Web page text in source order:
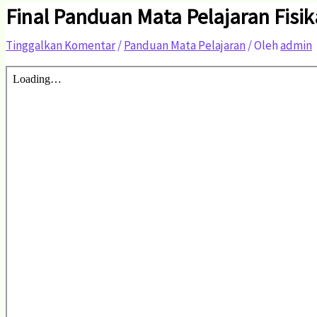
Final Panduan Mata Pelajaran
Tinggalkan Komentar/Panduan Mata Pelajaran/ Olehadmin